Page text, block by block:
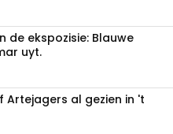
de ekspozisie: Blauwe
uyt.
Artejagers al gezien in 't